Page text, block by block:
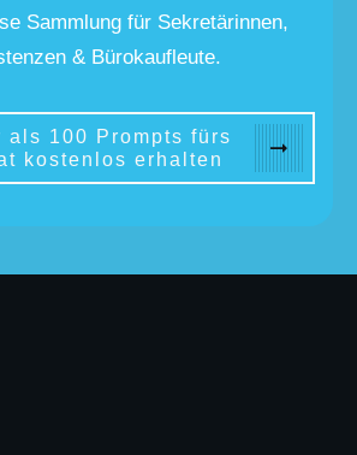
Sammlung für Sekretärinnen,
& Bürokaufleute.
als 100 Prompts fürs
kostenlos erhalten